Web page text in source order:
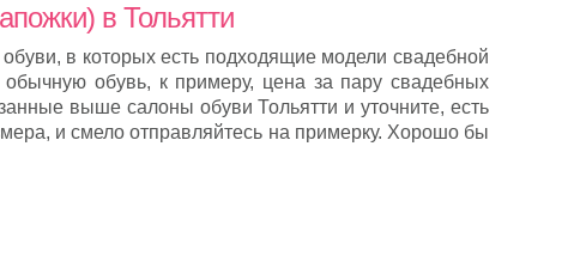
в Тольятти
в которых есть подходящие модели свадебной
обувь, к примеру, цена за пару свадебных
выше салоны обуви Тольятти и уточните, есть
и смело отправляйтесь на примерку. Хорошо бы